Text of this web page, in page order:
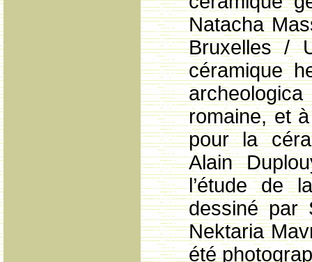
Natacha
Bruxelles /
céramique
romaine, et
pour la
Alain
l’étude de
dessiné par
Nektaria
été